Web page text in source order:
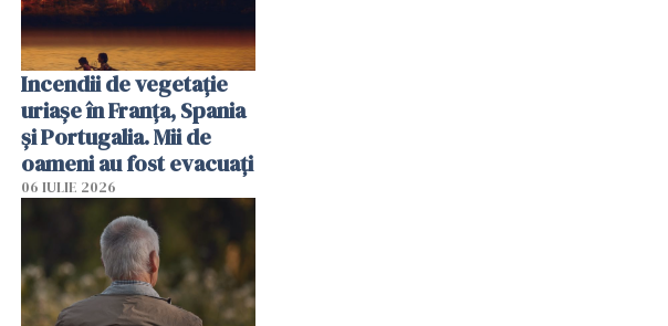
Incendii de vegetație
uriașe în Franța, Spania
și Portugalia. Mii de
oameni au fost evacuați
06 IULIE 2026